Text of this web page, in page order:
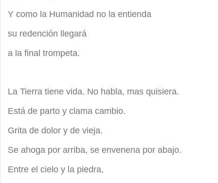
Y como la Humanidad no la entienda
su redención llegará
a la final trompeta.
La Tierra tiene vida. No habla, mas quisiera.
Está de parto y clama cambio.
Grita de dolor y de vieja.
Se ahoga por arriba, se envenena por abajo.
Entre el cielo y la piedra,